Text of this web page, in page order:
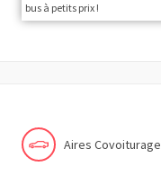
bus à petits prix !
Aires Covoiturage